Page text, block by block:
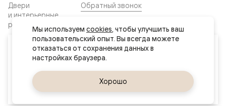
Ваш город
Двери
и интерьерные
решения
Обратный звонок
Сайт не является публичной офертой
Правовая информация
Дизайн сайта совместно с агентством
Супрематика
Мы используем cookies, чтобы улучшить ваш
пользовательский опыт. Вы всегда можете
отказаться от сохранения данных в
Хорошо